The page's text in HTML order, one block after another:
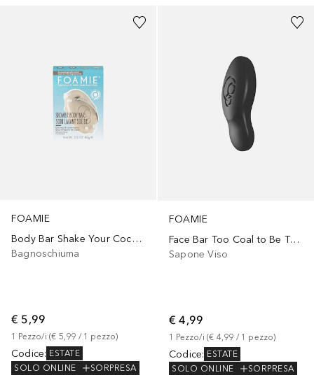
FOAMIE
Body Bar Shake Your Coconuts
Bagnoschiuma
€ 5,99
1 Pezzo/i (€ 5,99 / 1 pezzo)
Codice: ESTATE
SOLO ONLINE
SORPRESA
FOAMIE
Face Bar Too Coal to Be True
Sapone Viso
€ 4,99
1 Pezzo/i (€ 4,99 / 1 pezzo)
Codice: ESTATE
SOLO ONLINE
SORPRESA